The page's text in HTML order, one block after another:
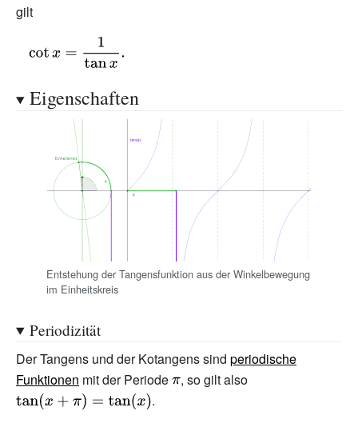
\setminus
{k\pi }{2}}\;
{\Big |}\;k\in
\mathbb {Z}
{\Big \}}}
gilt
{\displaystyle
\cot x={\frac
Eigenschaften
Entstehung der Tangensfunktion aus der Winkelbewegung
im Einheitskreis
Periodizität
Der Tangens und der Kotangens sind periodische
Funktionen mit der Periode{\displaystyle
, so gilt also
.